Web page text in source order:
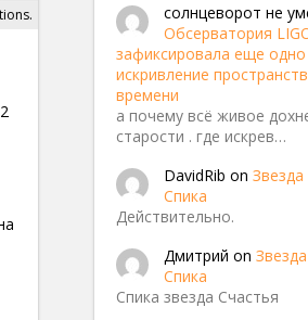
солнцеворот не
Обсерватория
зафиксировала еще одно
искривление
времени
а почему всё живое
старости . где искрев…
DavidRib on Звезда
Спика
Действительно.
Дмитрий on
Спика
Спика звезда Счастья